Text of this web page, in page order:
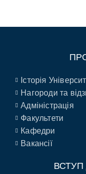
Історія
Нагороди та
Адміністрація
Факультети
Кафедри
Вакансії
ВСТУП